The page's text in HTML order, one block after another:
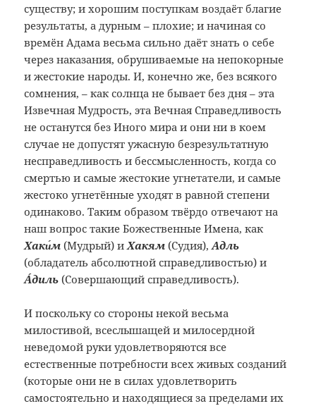
существу; и хорошим поступкам воздаёт благие
результаты, а дурным – плохие; и начиная со
времён Адама весьма сильно даёт знать о себе
через наказания, обрушиваемые на непокорные
и жестокие народы. И, конечно же, без всякого
сомнения, – как солнца не бывает без дня – эта
Извечная Мудрость, эта Вечная Справедливость
не останутся без Иного мира и они ни в коем
случае не допустят ужасную безрезультатную
несправедливость и бессмысленность, когда со
смертью и самые жестокие угнетатели, и самые
жестоко угнетённые уходят в равной степени
одинаково. Таким образом твёрдо отвечают на
наш вопрос такие Божественные Имена, как
Хаки́м (Мудрый) иХакям (Судия),Адль
(обладатель абсолютной справедливостью) и
Áдиль (Совершающий справедливость).
И поскольку со стороны некой весьма
милостивой, все­слышащей и милосердной
неведомой руки удовлетворяются все
естественные потребности всех живых созданий
(которые они не в силах удовлетворить
самостоятельно и находящиеся за пределами их